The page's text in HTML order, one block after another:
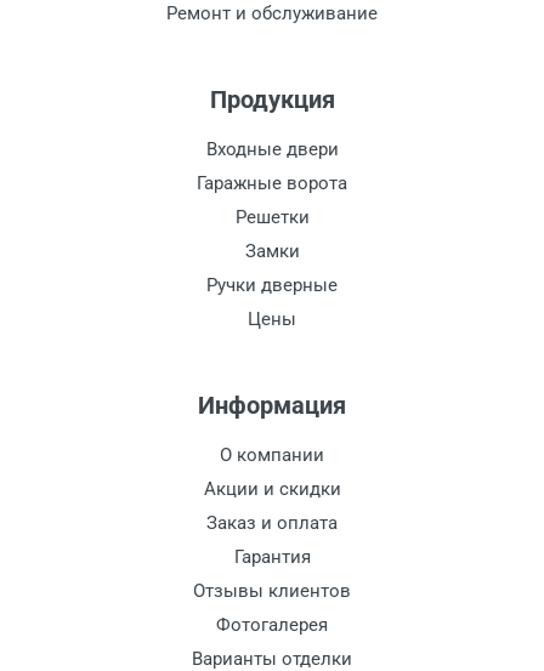
Ремонт и обслуживание
Продукция
Входные двери
Гаражные ворота
Решетки
Замки
Ручки дверные
Цены
Информация
О компании
Акции и скидки
Заказ и оплата
Гарантия
Отзывы клиентов
Фотогалерея
Варианты отделки